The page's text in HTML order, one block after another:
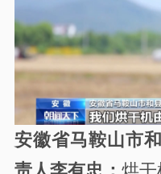
安徽省马鞍山市